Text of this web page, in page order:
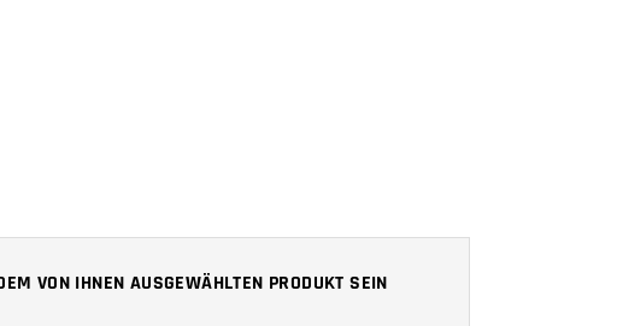
VON IHNEN AUSGEWÄHLTEN PRODUKT SEIN